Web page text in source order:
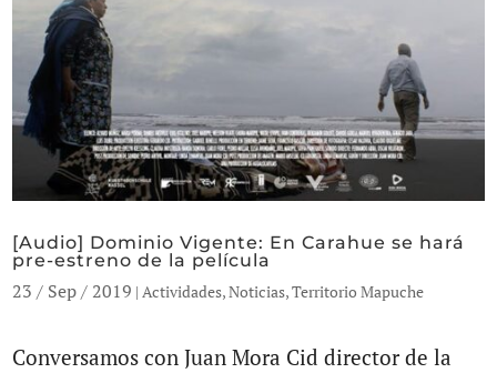
[Audio] Dominio Vigente: En Carahue se hará
pre-estreno de la película
23 / Sep / 2019 |Actividades,Noticias,Territorio Mapuche
Conversamos con Juan Mora Cid director de la